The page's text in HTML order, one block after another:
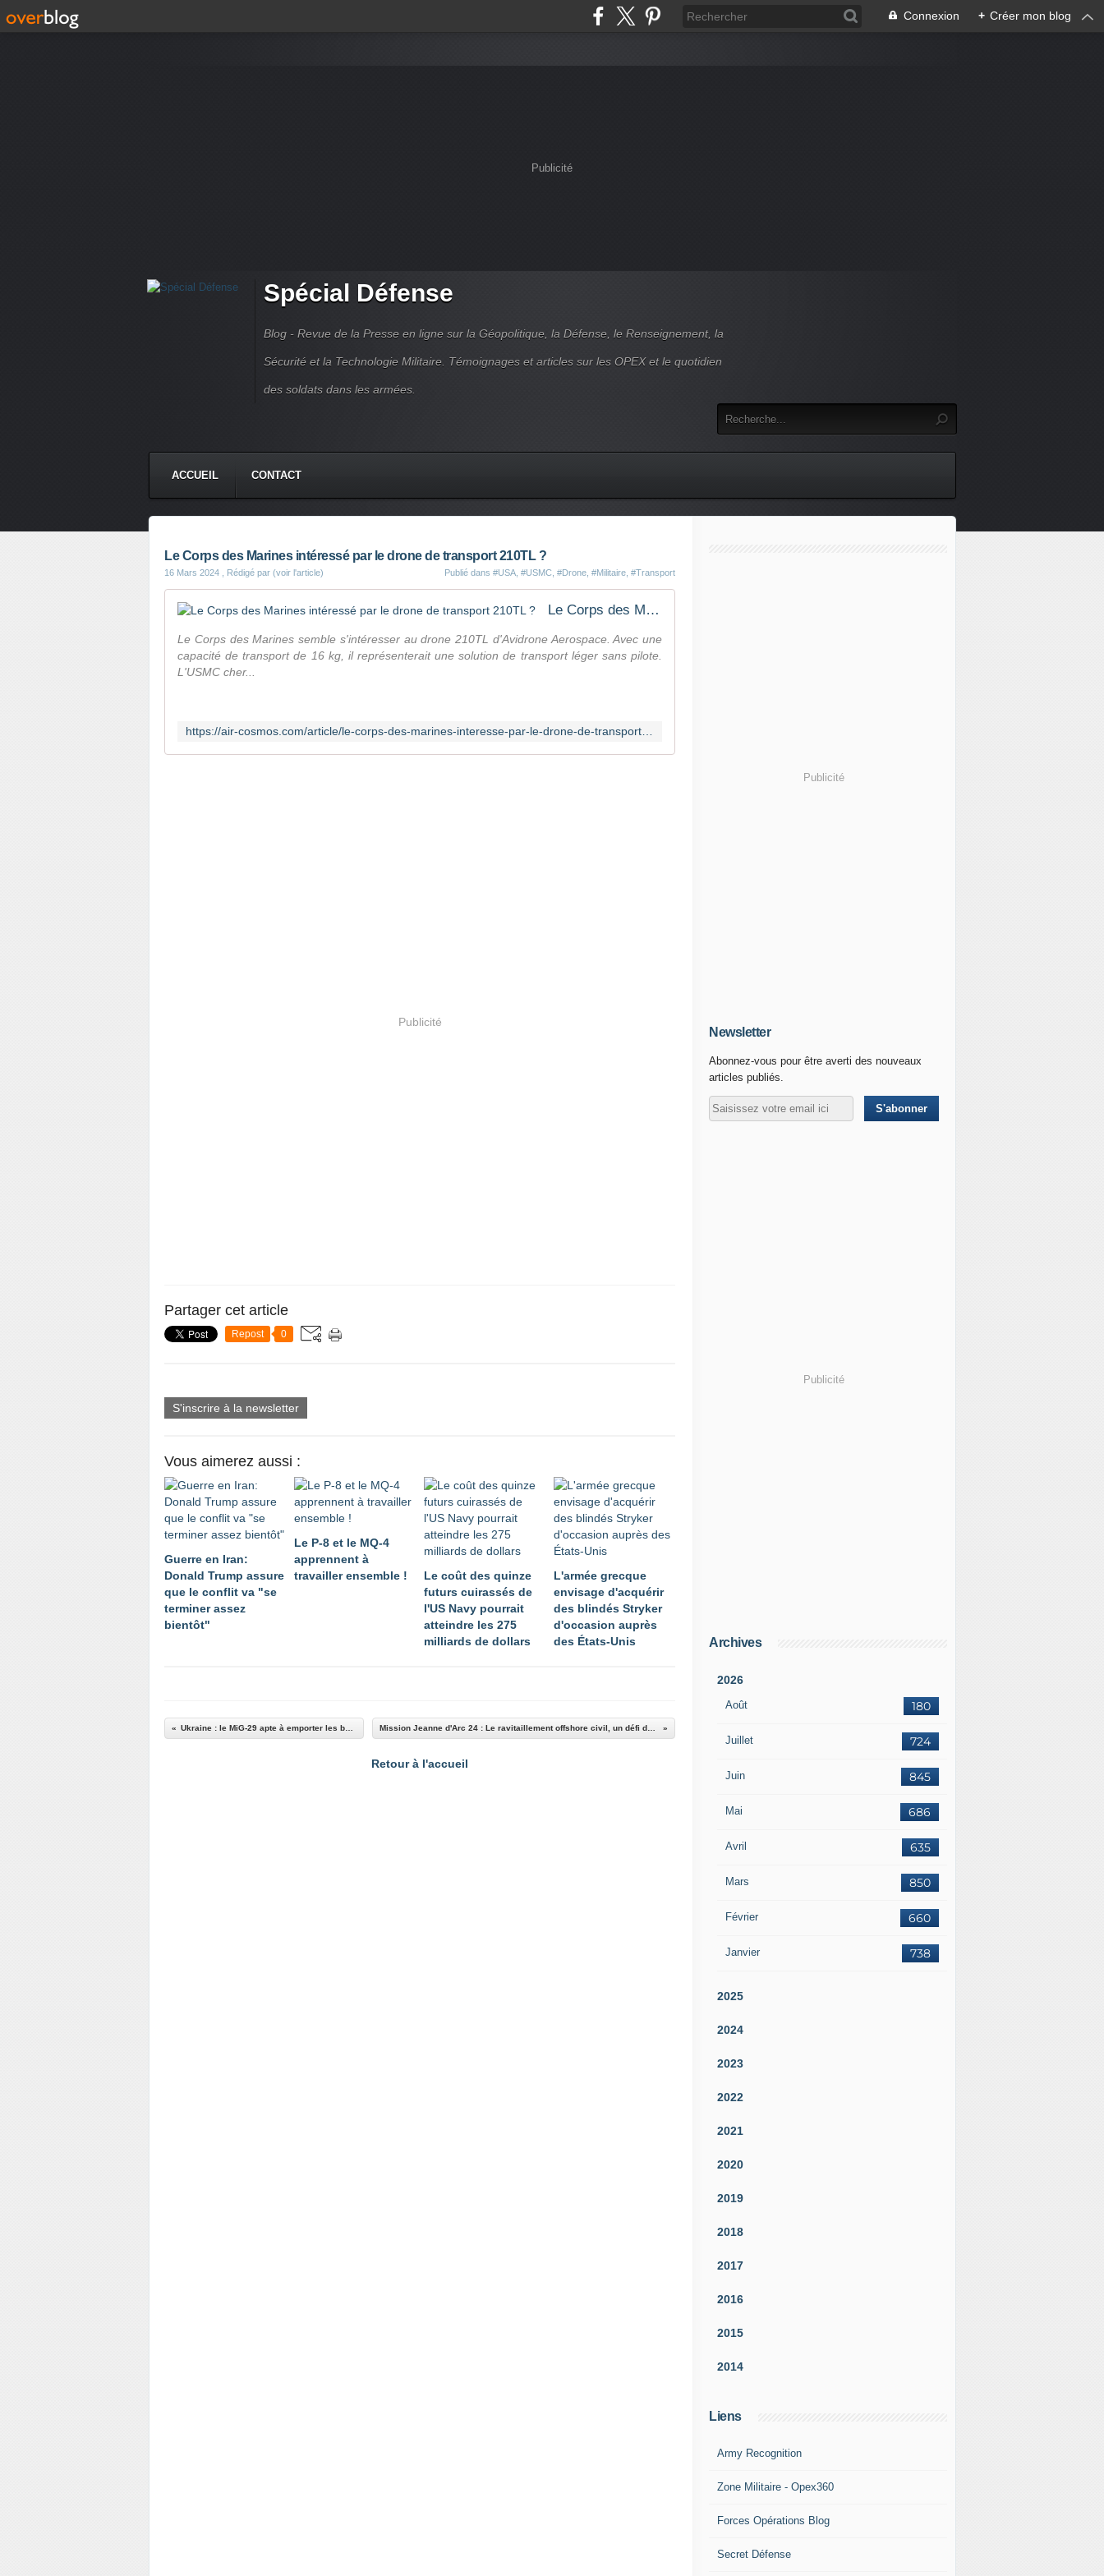
Connexion + Créer mon blog
Publicité
Spécial Défense
Blog - Revue de la Presse en ligne sur la Géopolitique, la Défense, le Renseignement, la
Sécurité et la Technologie Militaire. Témoignages et articles sur les OPEX et le quotidien
des soldats dans les armées.
ACCUEIL CONTACT
Le Corps des Marines intéressé par le drone de transport 210TL ?
16 Mars 2024 , Rédigé par (voir l'article) Publié dans #USA #USMC #Drone #Militaire #Transport
Le Corps des Marines intéressé par le drone de transport 210TL ?
Le Corps des Marines semble s'intéresser au drone 210TL d'Avidrone Aerospace. Avec une
capacité de transport de 16 kg, il représenterait une solution de transport léger sans pilote.
L'USMC cher...
Publicité
Partager cet article
Repost 0
S'inscrire à la newsletter
Vous aimerez aussi :
Guerre en Iran:
Donald Trump assure
que le conflit va "se
terminer assez
bientôt"
Le P-8 et le MQ-4
apprennent à
travailler ensemble !
Le coût des quinze
futurs cuirassés de
l'US Navy pourrait
atteindre les 275
milliards de dollars
L'armée grecque
envisage d'acquérir
des blindés Stryker
d'occasion auprès
des États-Unis
Retour à l'accueil
Publicité
Newsletter
Abonnez-vous pour être averti des nouveaux
articles publiés.
Publicité
Archives
2026
Août 180
Juillet 724
Juin 845
Mai 686
Avril 635
Mars 850
Février 660
Janvier 738
2025
2024
2023
2022
2021
2020
2019
2018
2017
2016
2015
2014
Liens
Army Recognition
Zone Militaire - Opex360
Forces Opérations Blog
Secret Défense